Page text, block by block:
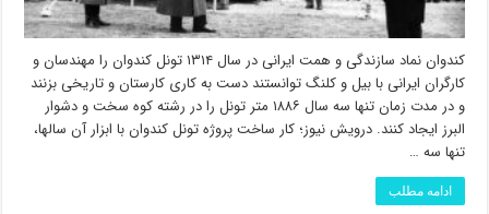
کندوان نماد سازندگی و همت ایرانی در سال ۱۳۱۴ تونل کندوان را مهندسان و
کارگران ایرانی با بیل و کلنگ توانستند دست به کاری کارستان و تاریخی بزنند
و در مدت زمان تنها سه سال ۱۸۸۶ متر تونل را در رشته کوه سخت و دشوار
البرز ایجاد کنند. درویش نیوز؛ کار ساخت پروژه تونل کندوان با ابزار آن سالها،
تنها سه …
ادامه مطلب